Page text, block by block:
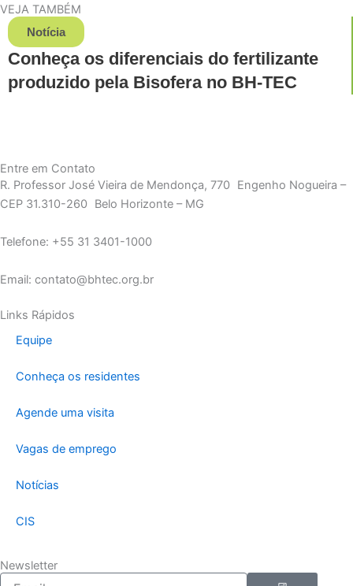
VEJA TAMBÉM
Notícia
Conheça os diferenciais do fertilizante
produzido pela Bisofera no BH-TEC
Entre em Contato
R. Professor José Vieira de Mendonça, 770 Engenho Nogueira –
CEP 31.310-260 Belo Horizonte – MG
Telefone: +55 31 3401-1000
Email: contato@bhtec.org.br
Links Rápidos
Equipe
Conheça os residentes
Agende uma visita
Vagas de emprego
Notícias
CIS
Newsletter
Enviar